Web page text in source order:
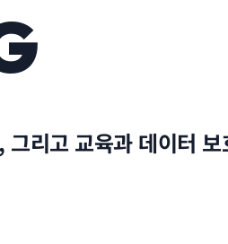
리고 교육과 데이터 보